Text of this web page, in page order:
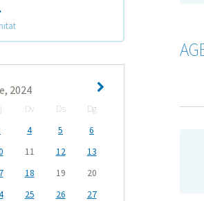
2024
Dv Ds
Dg
4 5
6
11 12
13
18 19
20
25 26
27